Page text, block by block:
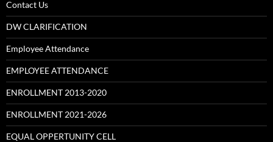
Contact Us
DW CLARIFICATION
Employee Attendance
EMPLOYEE ATTENDANCE
ENROLLMENT 2013-2020
ENROLLMENT 2021-2026
EQUAL OPPERTUNITY CELL